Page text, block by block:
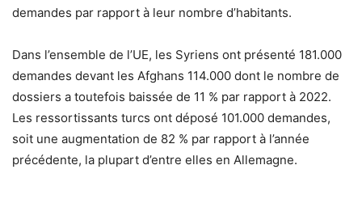
demandes par rapport à leur nombre d’habitants.
Dans l’ensemble de l’UE, les Syriens ont présenté 181.000
demandes devant les Afghans 114.000 dont le nombre de
dossiers a toutefois baissée de 11 % par rapport à 2022.
Les ressortissants turcs ont déposé 101.000 demandes,
soit une augmentation de 82 % par rapport à l’année
précédente, la plupart d’entre elles en Allemagne.